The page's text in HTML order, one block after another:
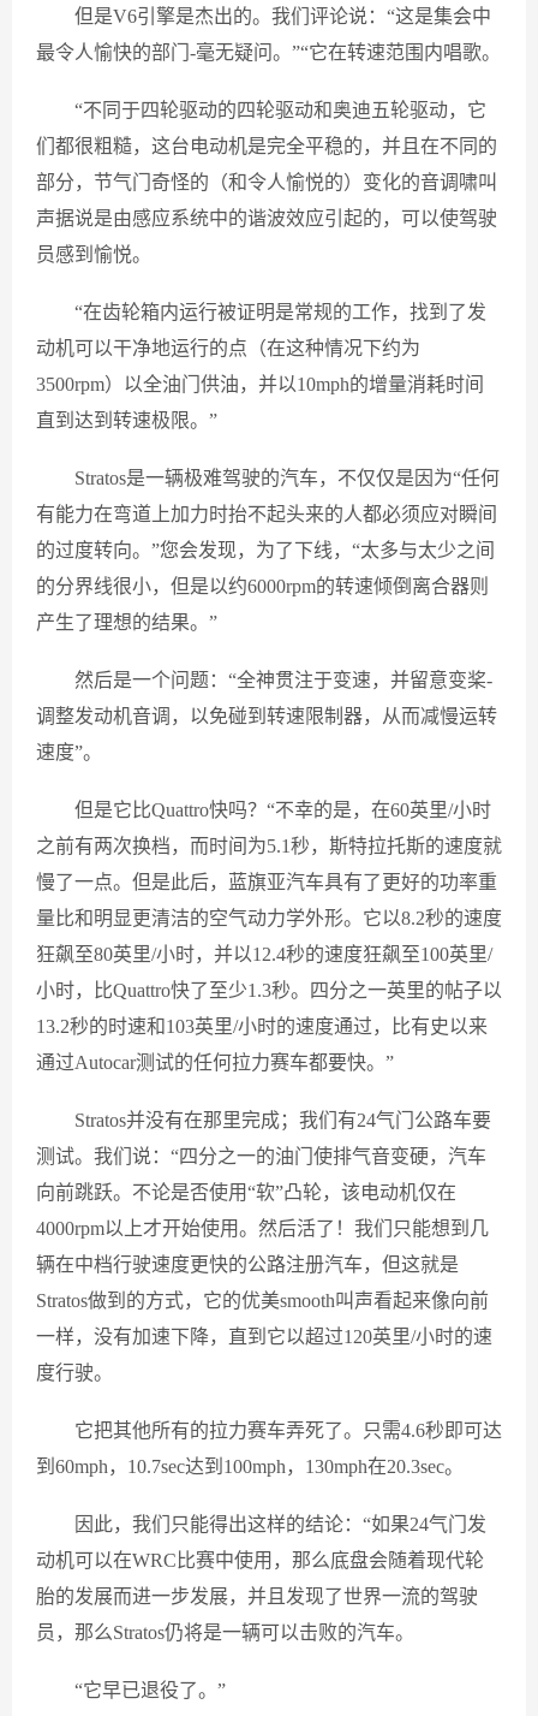
但是V6引擎是杰出的。我们评论说：“这是集会中
最令人愉快的部门-毫无疑问。”“它在转速范围内唱歌。
“不同于四轮驱动的四轮驱动和奥迪五轮驱动，它
们都很粗糙，这台电动机是完全平稳的，并且在不同的
部分，节气门奇怪的（和令人愉悦的）变化的音调啸叫
声据说是由感应系统中的谐波效应引起的，可以使驾驶
员感到愉悦。
“在齿轮箱内运行被证明是常规的工作，找到了发
动机可以干净地运行的点（在这种情况下约为
3500rpm）以全油门供油，并以10mph的增量消耗时间
直到达到转速极限。”
Stratos是一辆极难驾驶的汽车，不仅仅是因为“任何
有能力在弯道上加力时抬不起头来的人都必须应对瞬间
的过度转向。”您会发现，为了下线，“太多与太少之间
的分界线很小，但是以约6000rpm的转速倾倒离合器则
产生了理想的结果。”
然后是一个问题：“全神贯注于变速，并留意变桨-
调整发动机音调，以免碰到转速限制器，从而减慢运转
速度”。
但是它比Quattro快吗？“不幸的是，在60英里/小时
之前有两次换档，而时间为5.1秒，斯特拉托斯的速度就
慢了一点。但是此后，蓝旗亚汽车具有了更好的功率重
量比和明显更清洁的空气动力学外形。它以8.2秒的速度
狂飙至80英里/小时，并以12.4秒的速度狂飙至100英里/
小时，比Quattro快了至少1.3秒。四分之一英里的帖子以
13.2秒的时速和103英里/小时的速度通过，比有史以来
通过Autocar测试的任何拉力赛车都要快。”
Stratos并没有在那里完成；我们有24气门公路车要
测试。我们说：“四分之一的油门使排气音变硬，汽车
向前跳跃。不论是否使用“软”凸轮，该电动机仅在
4000rpm以上才开始使用。然后活了！我们只能想到几
辆在中档行驶速度更快的公路注册汽车，但这就是
Stratos做到的方式，它的优美smooth叫声看起来像向前
一样，没有加速下降，直到它以超过120英里/小时的速
度行驶。
它把其他所有的拉力赛车弄死了。只需4.6秒即可达
到60mph，10.7sec达到100mph，130mph在20.3sec。
因此，我们只能得出这样的结论：“如果24气门发
动机可以在WRC比赛中使用，那么底盘会随着现代轮
胎的发展而进一步发展，并且发现了世界一流的驾驶
员，那么Stratos仍将是一辆可以击败的汽车。
“它早已退役了。”